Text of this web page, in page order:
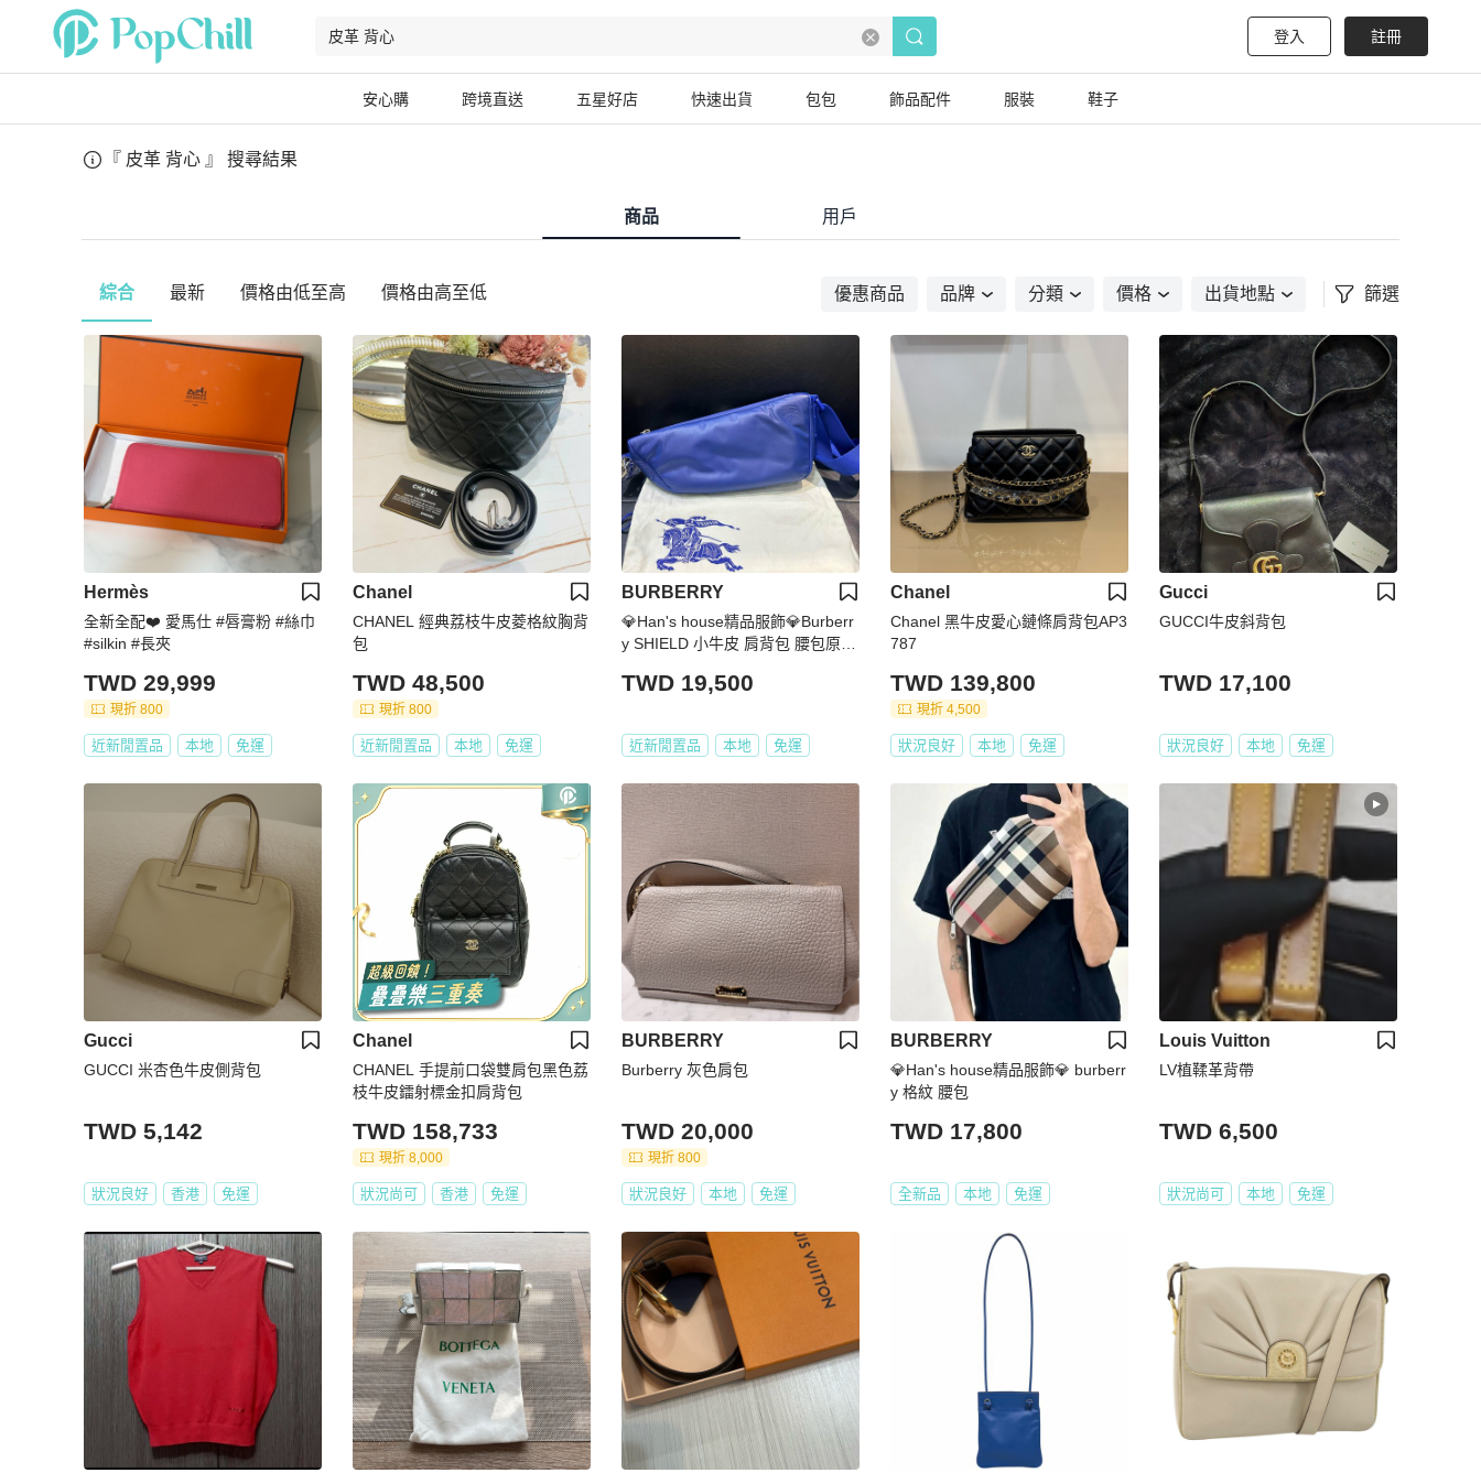
登入 註冊
安心購 跨境直送 五星好店 快速出貨 包包 飾品配件 服裝 鞋子
『 皮革 背心 』 搜尋結果
商品 用戶
綜合 最新 價格由低至高 價格由高至低 優惠商品 品牌 分類 價格 出貨地點 篩選
Hermès
全新全配❤️ 愛馬仕 #唇膏粉 #絲巾
#silkin #長夾
TWD 29,999
現折 800
近新閒置品 本地 免運
Chanel
CHANEL 經典荔枝牛皮菱格紋胸背
包
TWD 48,500
現折 800
近新閒置品 本地 免運
BURBERRY
💎Han's house精品服飾💎Burberr
y SHIELD 小牛皮 肩背包 腰包原價
TWD 19,500
近新閒置品 本地 免運
Chanel
Chanel 黑牛皮愛心鏈條肩背包AP3
787
TWD 139,800
現折 4,500
狀況良好 本地 免運
Gucci
GUCCI牛皮斜背包
TWD 17,100
狀況良好 本地 免運
Gucci
GUCCI 米杏色牛皮側背包
TWD 5,142
狀況良好 香港 免運
Chanel
CHANEL 手提前口袋雙肩包黑色荔
枝牛皮鐳射標金扣肩背包
TWD 158,733
現折 8,000
狀況尚可 香港 免運
BURBERRY
Burberry 灰色肩包
TWD 20,000
現折 800
狀況良好 本地 免運
BURBERRY
💎Han's house精品服飾💎 burberr
y 格紋 腰包
TWD 17,800
全新品 本地 免運
Louis Vuitton
LV植鞣革背帶
TWD 6,500
狀況尚可 本地 免運